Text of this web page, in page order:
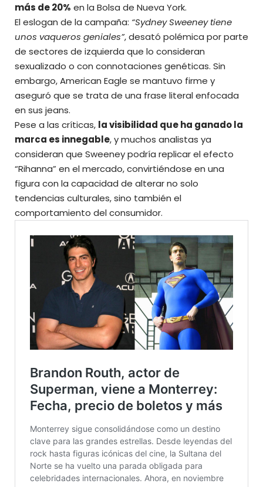
más de 20% en la Bolsa de Nueva York.
El eslogan de la campaña: “Sydney Sweeney tiene
unos vaqueros geniales”, desató polémica por parte
de sectores de izquierda que lo consideran
sexualizado o con connotaciones genéticas. Sin
embargo, American Eagle se mantuvo firme y
aseguró que se trata de una frase literal enfocada
en sus jeans.
Pese a las críticas, la visibilidad que ha ganado la
marca es innegable, y muchos analistas ya
consideran que Sweeney podría replicar el efecto
“Rihanna” en el mercado, convirtiéndose en una
figura con la capacidad de alterar no solo
tendencias culturales, sino también el
comportamiento del consumidor.